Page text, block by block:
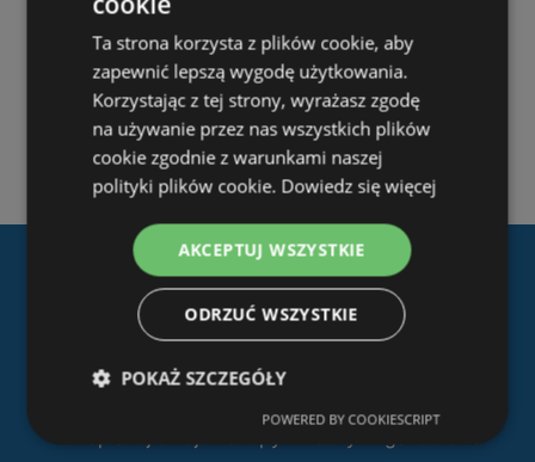
Pobierz naszą aplikację
Ofertolino.pl
Filtruj sklepy według kategorii i przeglądaj
Ta strona korzysta z plików cookie, aby
zapewnić lepszą wygodę użytkowania.
Korzystając z tej strony, wyrażasz zgodę
na używanie przez nas wszystkich plików
cookie zgodnie z warunkami naszej
polityki plików cookie. Dowiedz się więcej
AKCEPTUJ WSZYSTKIE
ODRZUĆ WSZYSTKIE
POKAŻ SZCZEGÓŁY
POWERED BY COOKIESCRIPT